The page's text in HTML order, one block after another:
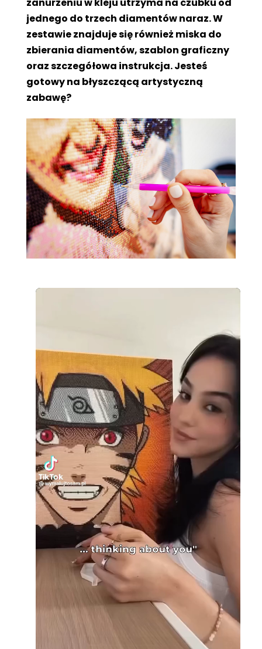
zanurzeniu w kleju utrzyma na czubku od
jednego do trzech diamentów naraz. W
zestawie znajduje się również miska do
zbierania diamentów, szablon graficzny
oraz szczegółowa instrukcja. Jesteś
gotowy na błyszczącą artystyczną
zabawę?